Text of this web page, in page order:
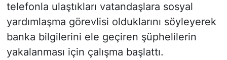
telefonla ulaştıkları vatandaşlara sosyal
yardımlaşma görevlisi olduklarını söyleyerek
banka bilgilerini ele geçiren şüphelilerin
yakalanması için çalışma başlattı.